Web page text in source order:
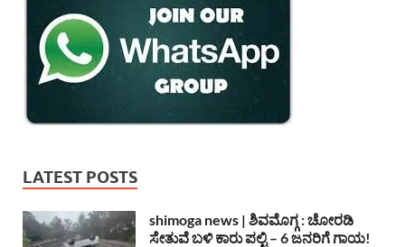
LATEST POSTS
shimoga news | ಶಿವಮೊಗ್ಗ : ಚೋರಡಿ
ಸೇತುವೆ ಬಳಿ ಕಾರು ಪಲ್ಟಿ – 6 ಜನರಿಗೆ ಗಾಯ!